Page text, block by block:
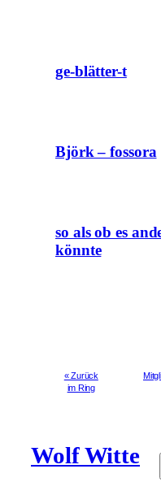
ge-blätter-t
Björk – fossora
so als ob es
könnte
« Zurück
im Ring
Wolf Witte